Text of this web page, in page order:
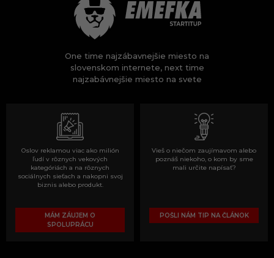
One time najzábavnejšie miesto na
slovenskom internete, next time
najzabávnejšie miesto na svete
Oslov reklamou viac ako milión
ľudí v rôznych vekových
kategóriách a na rôznych
sociálnych sieťach a nakopni svoj
biznis alebo produkt.
MÁM ZÁUJEM O
SPOLUPRÁCU
Vieš o niečom zaujímavom alebo
poznáš niekoho, o kom by sme
mali určite napísať?
POŠLI NÁM TIP NA ČLÁNOK